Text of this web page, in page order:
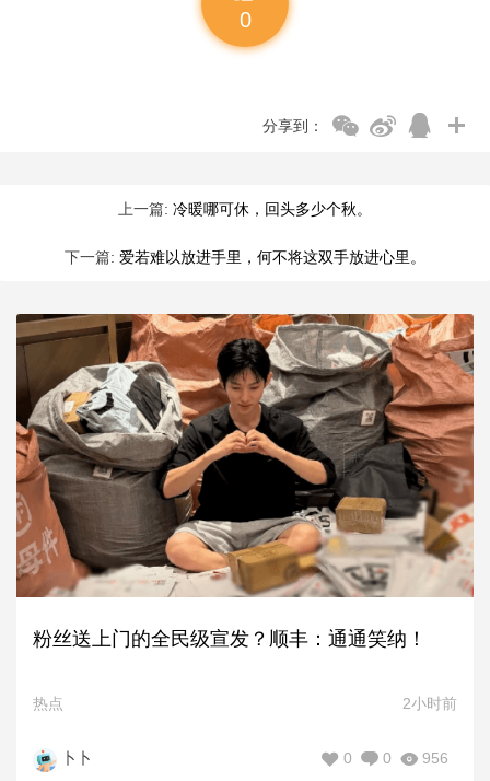
0
分享到：
上一篇: 冷暖哪可休，回头多少个秋。
下一篇: 爱若难以放进手里，何不将这双手放进心里。
粉丝送上门的全民级宣发？顺丰：通通笑纳！
热点 2小时前
卜卜 956
0
0